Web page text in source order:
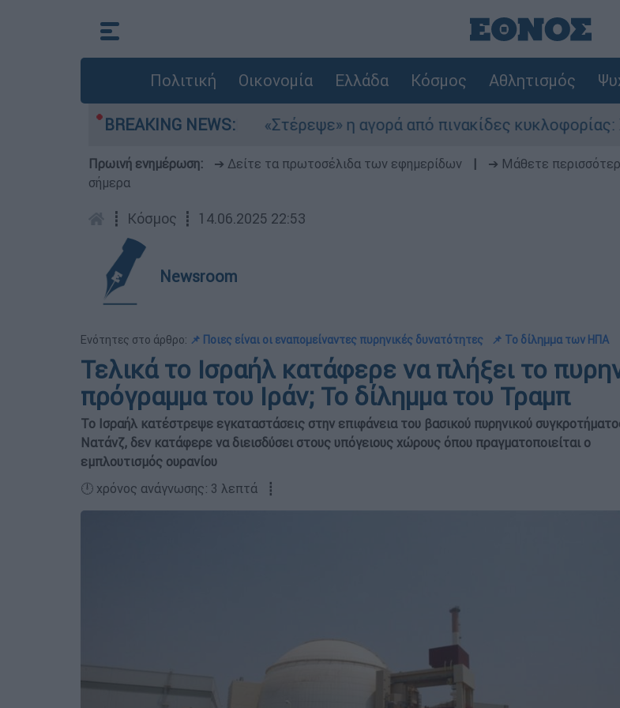
Πολιτική Οικονομία Ελλάδα Κόσμος Αθλητισμός
BREAKING NEWS:
στο Αιγαίο «Στέρεψε» η αγορά από πινακίδες κυκλοφορίας:
Πρωινή ενημέρωση: ➔ Δείτε τα πρωτοσέλιδα των εφημερίδων ➔ Μάθετε
σήμερα
┋ Κόσμος ┋ 14.06.2025 22:53
Newsroom
Ενότητες στο άρθρο: 📌 Ποιες είναι οι εναπομείναντες πυρηνικές δυνατότητες 📌 Το δίλημμα των ΗΠΑ
Τελικά το Ισραήλ κατάφερε να πλήξει το
πρόγραμμα του Ιράν; Το δίλημμα του Τραμπ
Το Ισραήλ κατέστρεψε εγκαταστάσεις στην επιφάνεια του βασικού πυρηνικού
Νατάνζ, δεν κατάφερε να διεισδύσει στους υπόγειους χώρους όπου πραγματοποιείται ο
εμπλουτισμός ουρανίου
🕛 χρόνος ανάγνωσης: 3 λεπτά ┋